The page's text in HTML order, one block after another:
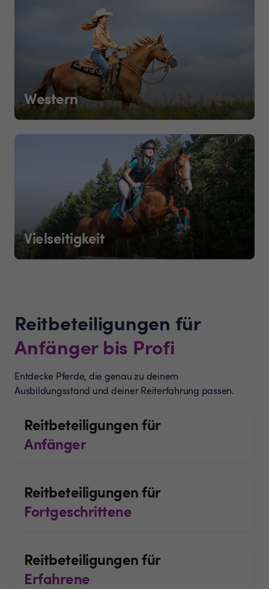
Western
Vielseitigkeit
Reitbeteiligungen für
Anfänger bis Profi
Entdecke Pferde, die genau zu deinem
Ausbildungsstand und deiner Reiterfahrung passen.
Reitbeteiligungen für
Anfänger
Reitbeteiligungen für
Fortgeschrittene
Reitbeteiligungen für
Erfahrene